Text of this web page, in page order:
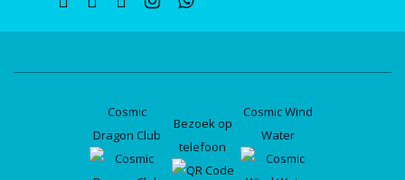
Cosmic
Dragon Club
Bezoek op
telefoon
Cosmic Wind
Water